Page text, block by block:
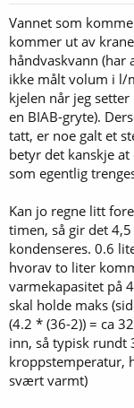
Vannet som
kommer ut av
håndvaskvann
ikke målt volum i l/
kjelen når jeg
en BIAB-gryte).
tatt, er noe galt et
betyr det kanskje
som egentlig
Kan jo regne litt
timen, så gir det
kondenseres. 0.6
hvorav to liter
varmekapasitet på
skal holde maks
(4.2 * (36-2)) = ca
inn, så typisk rundt
kroppstemperatur,
svært varmt)